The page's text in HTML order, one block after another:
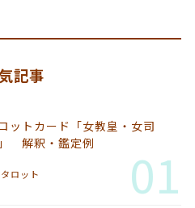
記事
ットカード「女教皇・女司
解釈・鑑定例
タロット 01